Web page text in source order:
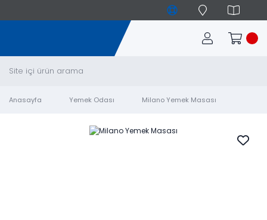
Anasayfa Yemek Odası Milano Yemek Masası